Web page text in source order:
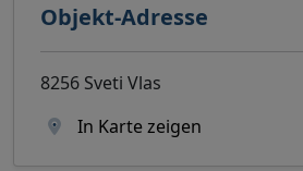
Objekt-Adresse
8256 Sveti Vlas
In Karte zeigen